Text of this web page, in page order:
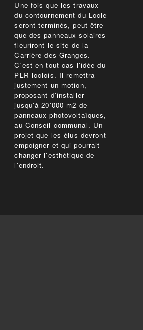
Une fois que les travaux
du contournement du Locle
seront terminés, peut-être
que des panneaux solaires
fleuriront le site de la
Carrière des Granges.
C'est en tout cas l'idée du
PLR loclois. Il remettra
justement un motion,
proposant d'installer
jusqu'à 20'000 m2 de
panneaux photovoltaïques,
au Conseil communal. Un
projet que les élus devront
empoigner et qui pourrait
changer l'esthétique de
l'endroit.